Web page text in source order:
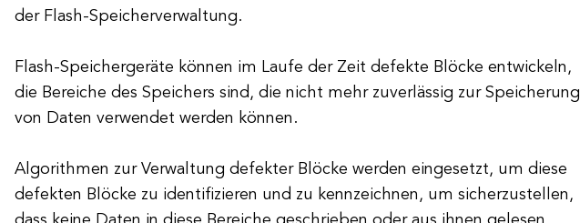
der Flash-Speicherverwaltung.
Flash-Speichergeräte können im Laufe der Zeit defekte Blöcke entwickeln,
die Bereiche des Speichers sind, die nicht mehr zuverlässig zur Speicherung
von Daten verwendet werden können.
Algorithmen zur Verwaltung defekter Blöcke werden eingesetzt, um diese
defekten Blöcke zu identifizieren und zu kennzeichnen, um sicherzustellen,